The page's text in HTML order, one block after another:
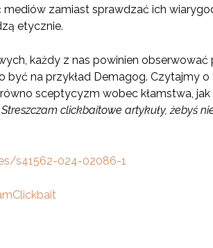
mediów zamiast sprawdzać ich
etycznie.
każdy z nas powinien
być na przykład Demagog. Czytajmy
sceptycyzm wobec kłamstwa,
Streszczam clickbaitowe artykuły, żebyś
s41562-024-02086-1